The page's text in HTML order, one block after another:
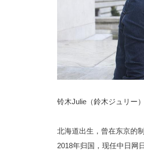
铃木Julie（鈴木ジュリー）
北海道出生，曾在东京的
2018年归国，现任中日网